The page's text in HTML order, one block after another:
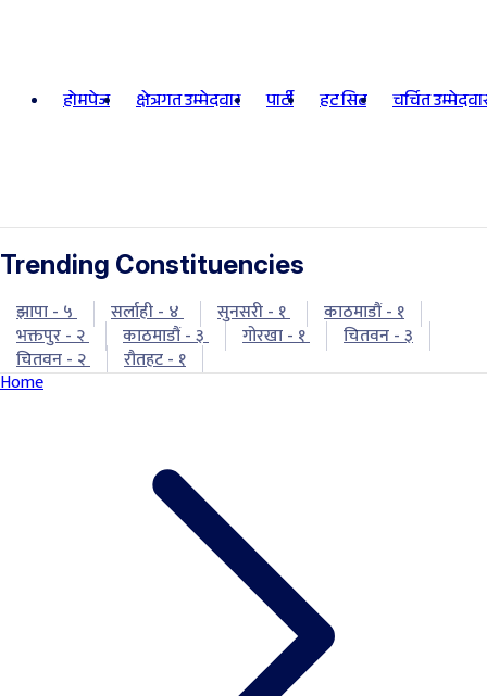
होमपेज क्षेत्रगत उम्मेदवार पार्टी हट सिट चर्चित
Trending Constituencies
झापा - ५ सर्लाही - ४ सुनसरी - १
काठमाडौं - १
भक्तपुर - २
काठमाडौं - ३ गोरखा - १
चितवन - ३
चितवन - २
रौतहट - १
Home